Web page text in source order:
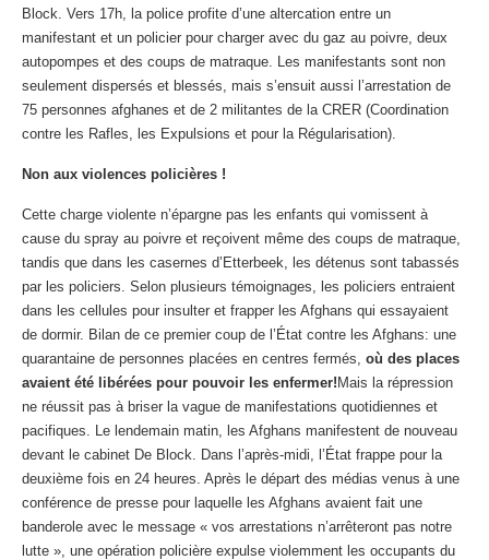
Block. Vers 17h, la police profite d’une altercation entre un
manifestant et un policier pour charger avec du gaz au poivre, deux
autopompes et des coups de matraque. Les manifestants sont non
seulement dispersés et blessés, mais s’ensuit aussi l’arrestation de
75 personnes afghanes et de 2 militantes de la CRER (Coordination
contre les Rafles, les Expulsions et pour la Régularisation).
Non aux violences policières !
Cette charge violente n’épargne pas les enfants qui vomissent à
cause du spray au poivre et reçoivent même des coups de matraque,
tandis que dans les casernes d’Etterbeek, les détenus sont tabassés
par les policiers. Selon plusieurs témoignages, les policiers entraient
dans les cellules pour insulter et frapper les Afghans qui essayaient
de dormir. Bilan de ce premier coup de l’État contre les Afghans: une
quarantaine de personnes placées en centres fermés, où des places
avaient été libérées pour pouvoir les enfermer! Mais la répression
ne réussit pas à briser la vague de manifestations quotidiennes et
pacifiques. Le lendemain matin, les Afghans manifestent de nouveau
devant le cabinet De Block. Dans l’après-midi, l’État frappe pour la
deuxième fois en 24 heures. Après le départ des médias venus à une
conférence de presse pour laquelle les Afghans avaient fait une
banderole avec le message « vos arrestations n’arrêteront pas notre
lutte », une opération policière expulse violemment les occupants du